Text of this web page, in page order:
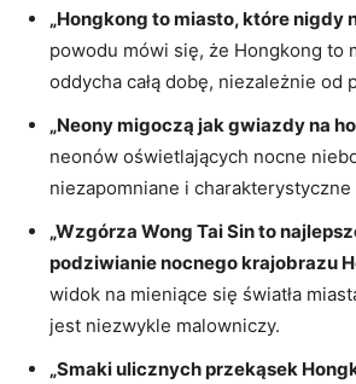
„Hongkong to miasto, które ⁣nigdy
powodu‌ mówi‌ się,⁣ że Hongkong to⁢
‌oddycha całą​ dobę, niezależnie od
„Neony migoczą jak ⁣gwiazdy na
neonów ⁢oświetlających nocne
niezapomniane i
„Wzgórza Wong Tai Sin to
podziwianie nocnego‍ krajobrazu
widok ⁤na mieniące się światła
jest niezwykle malowniczy.
„Smaki ulicznych przekąsek